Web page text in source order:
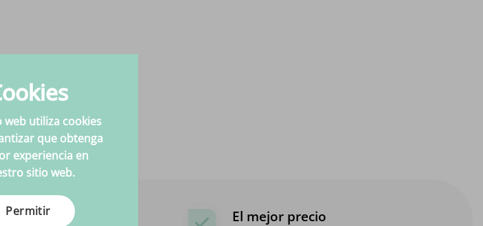
ayuda? El mejor precio
web utiliza cookies
que obtenga
experiencia en
sitio web.
Permitir